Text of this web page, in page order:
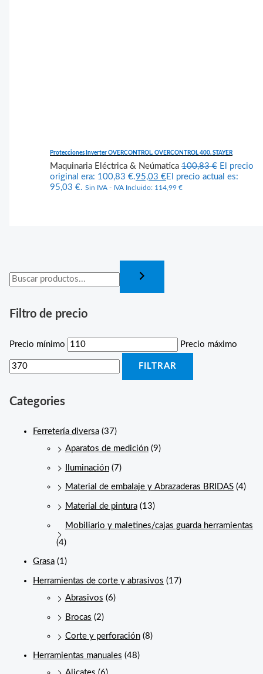
Filtro de precio
Precio mínimo Precio máximo
FILTRAR
Categories
Ferretería diversa (37)
Aparatos de medición (9)
Iluminación (7)
Material de embalaje y Abrazaderas BRIDAS (4)
Material de pintura (13)
Mobiliario y maletines/cajas guarda herramientas
(4)
Grasa (1)
Herramientas de corte y abrasivos (17)
Abrasivos (6)
Brocas (2)
Corte y perforación (8)
Herramientas manuales (48)
Protecciones Inverter OVERCONTROL. OVERCONTROL 400. STAYER
Maquinaria Eléctrica & Neúmatica100,83€ El precio
original era: 100,83 €.95,03€El precio actual es:
95,03 €. Sin IVA - IVA Incluido: 114,99€